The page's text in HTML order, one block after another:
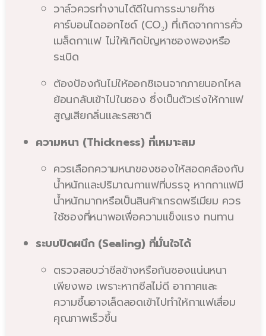
วาล์วควรทำงานได้ดีในการระบายก๊าซ
คาร์บอนไดออกไซด์ (CO₂) ที่เกิดจากการคั่ว
เมล็ดกาแฟ ไม่ให้เกิดปัญหาซองพองหรือ
ระเบิด
ต้องป้องกันไม่ให้ออกซิเจนจากภายนอกไหล
ย้อนกลับเข้าไปในซอง ซึ่งเป็นตัวเร่งให้กาแฟ
สูญเสียกลิ่นและรสชาติ
ความหนา (Thickness) ที่เหมาะสม
ควรเลือกความหนาของซองให้สอดคล้องกับ
น้ำหนักและปริมาณกาแฟที่บรรจุ หากกาแฟมี
น้ำหนักมากหรือเป็นสินค้าเกรดพรีเมียม ควร
ใช้ซองที่หนาพอเพื่อความแข็งแรง ทนทาน
ระบบปิดผนึก (Sealing) ที่มั่นใจได้
ตรวจสอบว่าซีลข้างหรือก้นซองแน่นหนา
เพียงพอ เพราะหากซีลไม่ดี อากาศและ
ความชื้นอาจเล็ดลอดเข้าไปทำให้กาแฟเสื่อม
คุณภาพเร็วขึ้น